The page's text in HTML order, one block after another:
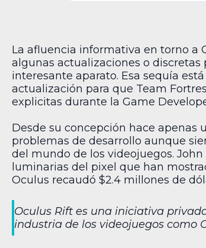
La afluencia informativa en torno a
algunas actualizaciones o
interesante aparato. Esa sequía
actualización para que Team
explicitas durante la Game
Desde su concepción hace apenas
problemas de desarrollo aunque
del mundo de los videojuegos.
luminarias del pixel que han
Oculus recaudó $2.4 millones de
Oculus Rift es una iniciativa
industria de los videojuegos como